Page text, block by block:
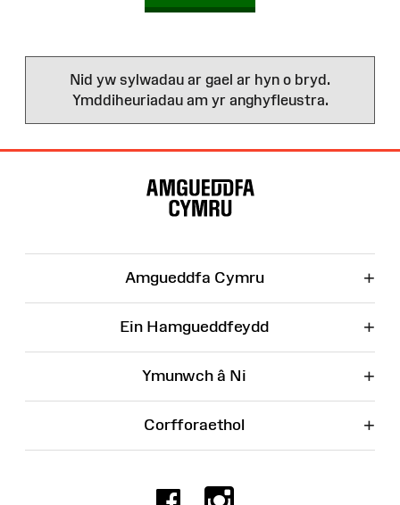
Nid yw sylwadau ar gael ar hyn o bryd.
Ymddiheuriadau am yr anghyfleustra.
Amgueddfa Cymru +
Ein Hamgueddfeydd +
Ymunwch â Ni +
Corfforaethol +